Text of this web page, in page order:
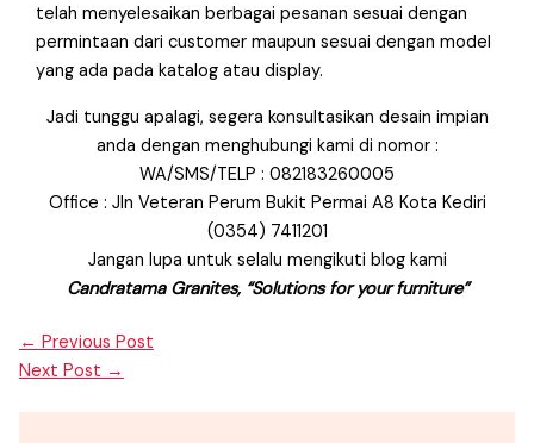
telah menyelesaikan berbagai pesanan sesuai dengan
permintaan dari customer maupun sesuai dengan model
yang ada pada katalog atau display.
Jadi tunggu apalagi, segera konsultasikan desain impian
anda dengan menghubungi kami di nomor :
WA/SMS/TELP : 082183260005
Office : Jln Veteran Perum Bukit Permai A8 Kota Kediri
(0354) 7411201
Jangan lupa untuk selalu mengikuti blog kami
Candratama Granites, “Solutions for your furniture”
← Previous Post
Next Post →